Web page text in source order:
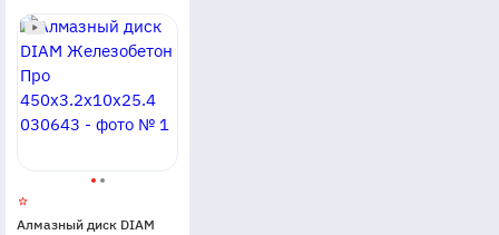
Алмазный диск DIAM